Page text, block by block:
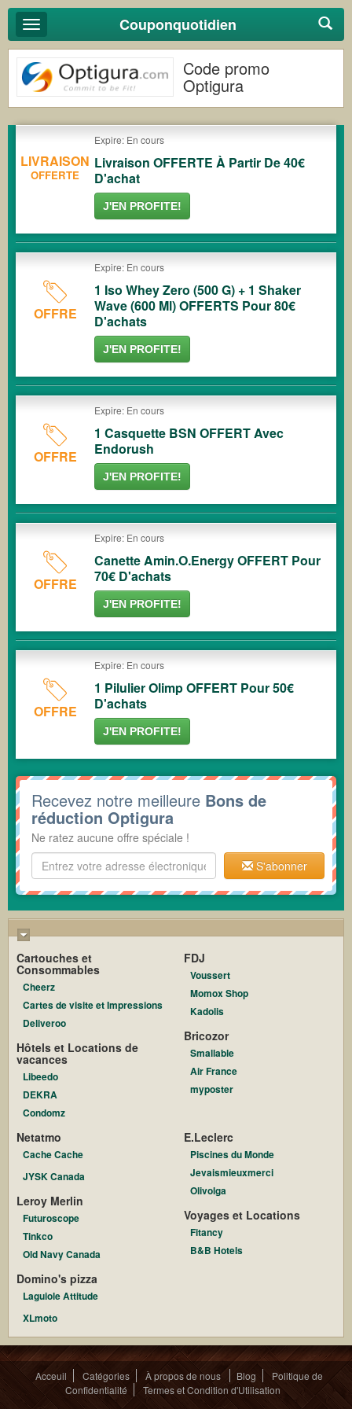
Basculer
la
navigation
Couponquotidien
Code promo
Optigura
LIVRAISON
OFFERTE
Expire: En cours
Livraison OFFERTE À Partir De 40€
D'achat
J'EN PROFITE!
OFFRE
Expire: En cours
1 Iso Whey Zero (500 G) + 1 Shaker
Wave (600 Ml) OFFERTS Pour 80€
D'achats
J'EN PROFITE!
OFFRE
Expire: En cours
1 Casquette BSN OFFERT Avec
Endorush
J'EN PROFITE!
OFFRE
Expire: En cours
Canette Amin.O.Energy OFFERT Pour
70€ D'achats
J'EN PROFITE!
OFFRE
Expire: En cours
1 Pilulier Olimp OFFERT Pour 50€
D'achats
J'EN PROFITE!
Recevez notre meilleure Bons de
réduction Optigura
Ne ratez aucune offre spéciale !
S'abonner
Cartouches et
Consommables
Cheerz
Cartes de visite et Impressions
Deliveroo
Hôtels et Locations de
vacances
Libeedo
DEKRA
Condomz
FDJ
Voussert
Momox Shop
Kadolis
Bricozor
Smallable
Air France
myposter
Netatmo
Cache Cache
JYSK Canada
Leroy Merlin
Futuroscope
Tinkco
Old Navy Canada
E.Leclerc
Piscines du Monde
Jevaismieuxmerci
Olivolga
Voyages et Locations
Fitancy
B&B Hotels
Domino's pizza
Laguiole Attitude
XLmoto
Acceuil Catégories À propos de nous Blog
Politique de
Confidentialité
Termes et Condition d'Utilisation